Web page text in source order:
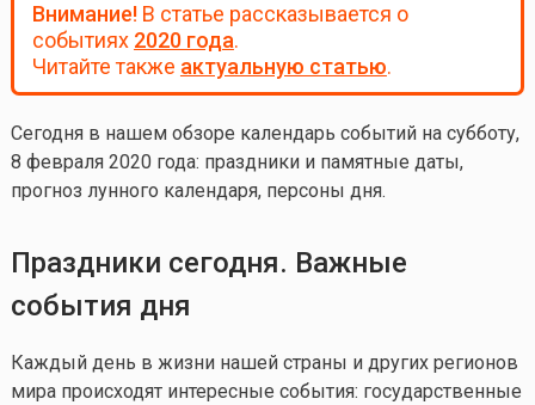
Внимание!В статье рассказывается о
событиях 2020 года.
Читайте также актуальную статью.
Сегодня в нашем обзоре календарь событий на субботу,
8 февраля 2020 года: праздники и памятные даты,
прогноз лунного календаря, персоны дня.
Праздники сегодня. Важные
события дня
Каждый день в жизни нашей страны и других регионов
мира происходят интересные события: государственные